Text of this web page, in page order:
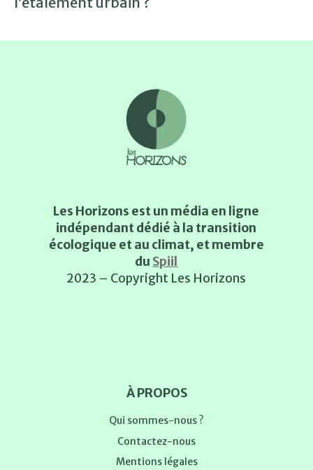
Les Horizons est un média en ligne
indépendant dédié à la transition
écologique et au climat, et membre
du Spiil
2023 – Copyright Les Horizons
À PROPOS
Qui sommes-nous ?
Contactez-nous
Mentions légales